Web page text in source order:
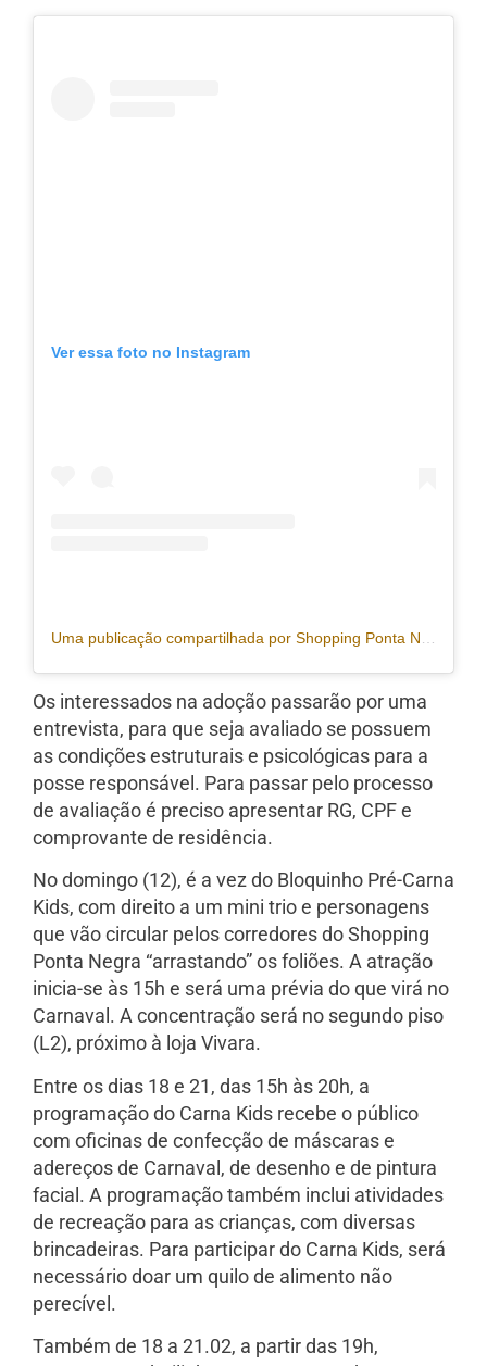
Ver essa foto no Instagram
Os interessados na adoção passarão por uma
entrevista, para que seja avaliado se possuem
as condições estruturais e psicológicas para a
posse responsável. Para passar pelo processo
de avaliação é preciso apresentar RG, CPF e
comprovante de residência.
No domingo (12), é a vez do Bloquinho Pré-Carna
Kids, com direito a um mini trio e personagens
que vão circular pelos corredores do Shopping
Ponta Negra “arrastando” os foliões. A atração
inicia-se às 15h e será uma prévia do que virá no
Carnaval. A concentração será no segundo piso
(L2), próximo à loja Vivara.
Entre os dias 18 e 21, das 15h às 20h, a
programação do Carna Kids recebe o público
com oficinas de confecção de máscaras e
adereços de Carnaval, de desenho e de pintura
facial. A programação também inclui atividades
de recreação para as crianças, com diversas
brincadeiras. Para participar do Carna Kids, será
necessário doar um quilo de alimento não
perecível.
Também de 18 a 21.02, a partir das 19h,